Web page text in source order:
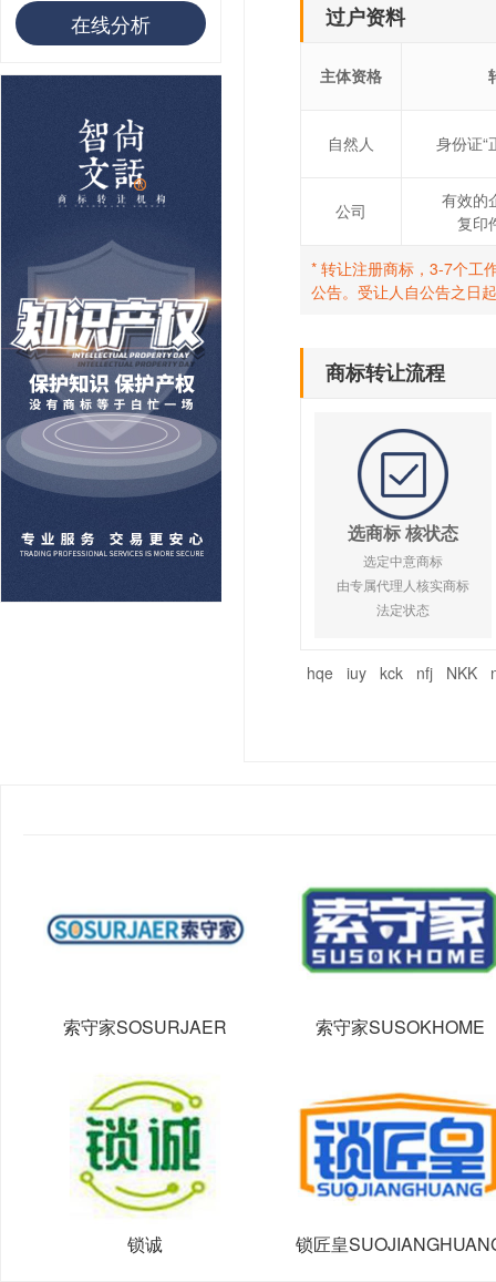
在线分析 过户资料
主体资格
自然人 身份证“
公司
有效的
复印
* 转让注册商标，3-7个工
公告。受让人自公告之日
商标转让流程
选商标 核状态
选定中意商标
由专属代理人核实商标
法定状态
hqe iuy kck nfj NKK
索守家SOSURJAER 索守家SUSOKHOME
锁诚 锁匠皇